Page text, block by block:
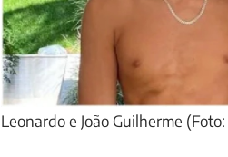
Leonardo e João Guilherme